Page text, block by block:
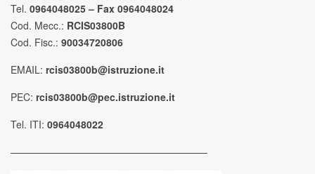
Tel. 0964048025 – Fax 0964048024
Cod. Mecc.: RCIS03800B
Cod. Fisc.: 90034720806
EMAIL: rcis03800b@istruzione.it
PEC: rcis03800b@pec.istruzione.it
Tel. ITI: 0964048022
————————————————————